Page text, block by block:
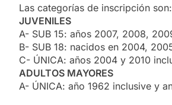
Las categorías de inscripción son:
JUVENILES
A- SUB 15: años 2007, 2008,
B- SUB 18: nacidos en 2004,
C- ÚNICA: años 2004 y 2010
ADULTOS MAYORES
A- ÚNICA: año 1962 inclusive y